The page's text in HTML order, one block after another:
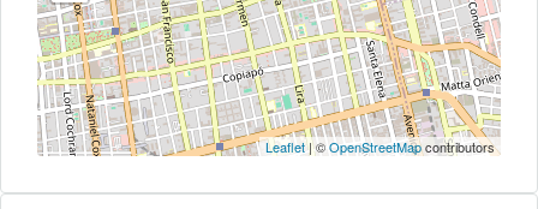
Leaflet| ©OpenStreetMapcontributors